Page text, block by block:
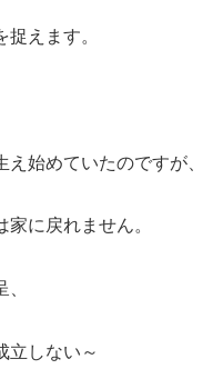
えます。
始めていたのですが、
に戻れません。
立しない～